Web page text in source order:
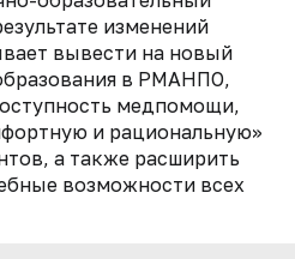
изменений
вывести на новый
в РМАНПО,
медпомощи,
и рациональную»
а также расширить
возможности всех